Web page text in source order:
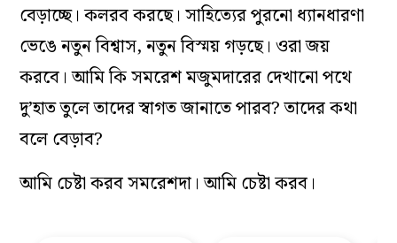
বেড়াচ্ছে। কলরব করছে। সাহিত্যের পুরনো ধ্যানধারণা
ভেঙে নতুন বিশ্বাস, নতুন বিস্ময় গড়ছে। ওরা জয়
করবে। আমি কি সমরেশ মজুমদারের দেখানো পথে
দু’‌হাত তুলে তাদের স্বাগত জানাতে পারব? তাদের কথা
বলে বেড়াব?‌
আমি চেষ্টা করব সমরেশদা। আমি চেষ্টা করব।